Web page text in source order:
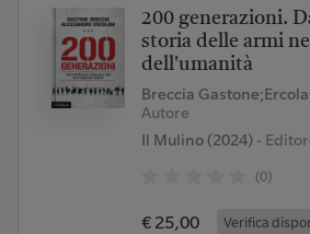
200 generazioni.
storia delle armi
dell'umanità
Breccia
Autore
Il Mulino (2024)-
(0)
€ 25,00 Verifica